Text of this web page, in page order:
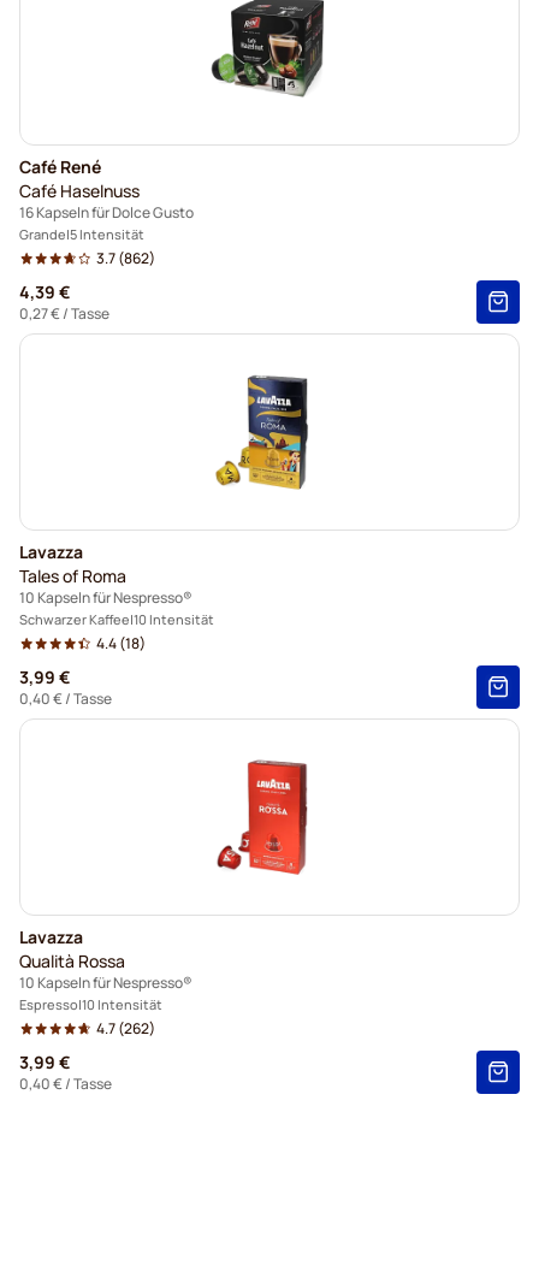
Café René
Café Haselnuss
16 Kapseln für Dolce Gusto
Grande 5 Intensität
3.7(862)
4,39 €
0,27 €/ Tasse
Lavazza
Tales of Roma
10 Kapseln für Nespresso®
Schwarzer Kaffee 10 Intensität
4.4(18)
3,99 €
0,40 €/ Tasse
Lavazza
Qualità Rossa
10 Kapseln für Nespresso®
Espresso 10 Intensität
4.7(262)
3,99 €
0,40 €/ Tasse